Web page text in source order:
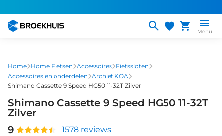
naar
gaan
Menu
Home Home Fietsen Accessoires Fietssloten
Accessoires en onderdelen Archief KOA
Shimano Cassette 9 Speed HG50 11-32T Zilver
Shimano Cassette 9 Speed HG50 11-32T
Zilver
9
1578 reviews